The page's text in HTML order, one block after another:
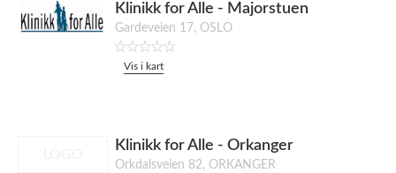
Klinikk for Alle - Majorstuen
Gardeveien 17, OSLO
Vis i kart
Klinikk for Alle - Orkanger
Orkdalsveien 82, ORKANGER